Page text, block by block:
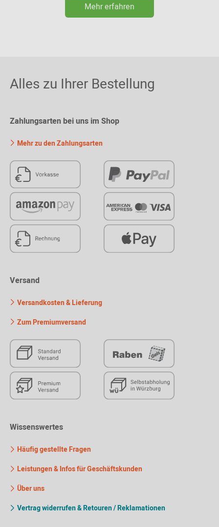
Mehr erfahren
Alles zu Ihrer Bestellung
Zahlungsarten bei uns im Shop
Mehr zu den Zahlungsarten
Versand
Versandkosten & Lieferung
Zum Premiumversand
Wissenswertes
Häufig gestellte Fragen
Leistungen & Infos für Geschäftskunden
Über uns
Vertrag widerrufen & Retouren / Reklamationen